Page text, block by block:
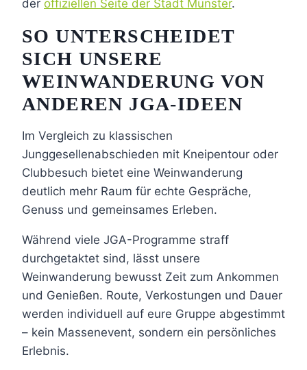
der offiziellen Seite der Stadt Münster.
SO UNTERSCHEIDET
SICH UNSERE
WEINWANDERUNG VON
ANDEREN JGA-IDEEN
Im Vergleich zu klassischen
Junggesellenabschieden mit Kneipentour oder
Clubbesuch bietet eine Weinwanderung
deutlich mehr Raum für echte Gespräche,
Genuss und gemeinsames Erleben.
Während viele JGA-Programme straff
durchgetaktet sind, lässt unsere
Weinwanderung bewusst Zeit zum Ankommen
und Genießen. Route, Verkostungen und Dauer
werden individuell auf eure Gruppe abgestimmt
– kein Massenevent, sondern ein persönliches
Erlebnis.